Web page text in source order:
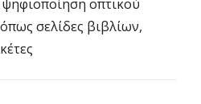
ψηφιοποίηση οπτικού
σελίδες βιβλίων,